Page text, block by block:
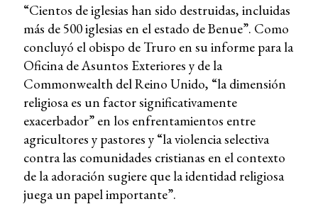
“Cientos de iglesias han sido destruidas, incluidas
más de 500 iglesias en el estado de Benue”. Como
concluyó el obispo de Truro en su informe para la
Oficina de Asuntos Exteriores y de la
Commonwealth del Reino Unido, “la dimensión
religiosa es un factor significativamente
exacerbador” en los enfrentamientos entre
agricultores y pastores y “la violencia selectiva
contra las comunidades cristianas en el contexto
de la adoración sugiere que la identidad religiosa
juega un papel importante”.